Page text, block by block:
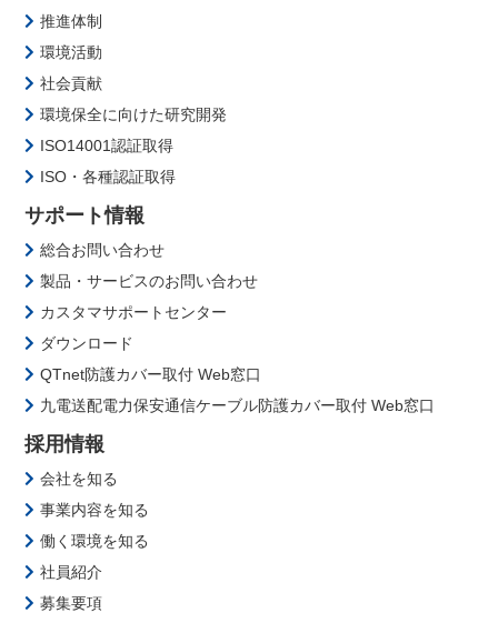
推進体制
環境活動
社会貢献
環境保全に向けた研究開発
ISO14001認証取得
ISO・各種認証取得
サポート情報
総合お問い合わせ
製品・サービスのお問い合わせ
カスタマサポートセンター
ダウンロード
QTnet防護カバー取付 Web窓口
九電送配電力保安通信ケーブル防護カバー取付 Web窓口
採用情報
会社を知る
事業内容を知る
働く環境を知る
社員紹介
募集要項